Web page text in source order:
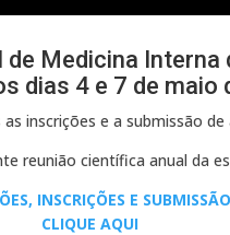
Medicina Interna
dias 4 e 7 de maio
as inscrições e a submissão
reunião científica anual da
INSCRIÇÕES E
CLIQUE AQUI